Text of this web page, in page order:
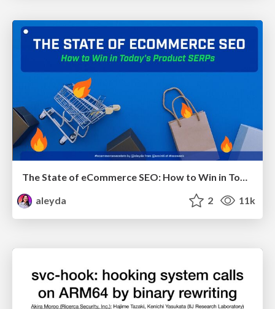
The State of eCommerce SEO: How to Win in Today's Products SERPs - #SEOweek
aleyda
2 11k